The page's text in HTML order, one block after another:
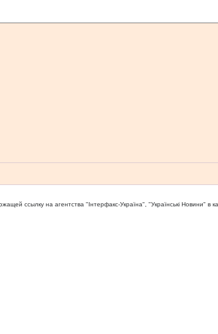
ссылку на агентства "Iнтерфакс-Україна", "Українськi Новини" в